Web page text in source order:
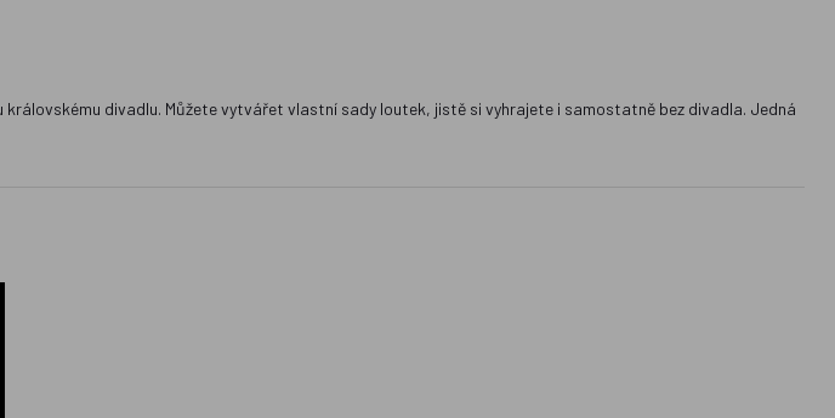
divadlu. Můžete vytvářet vlastní sady loutek, jistě si vyhrajete i samostatně bez divadla. Jedná